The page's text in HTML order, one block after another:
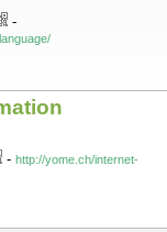
-
- http://yome.ch/internet-